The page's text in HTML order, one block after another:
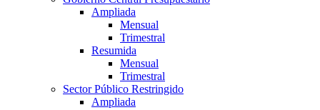
Ampliada
Mensual
Trimestral
Resumida
Mensual
Trimestral
Sector Público Restringido
Ampliada